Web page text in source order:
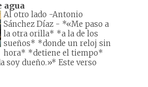
agua
Al otro lado -Antonio
Sánchez Díaz - *«Me paso a
la otra orilla* *a la de los
sueños* *donde un reloj sin
hora* *detiene el tiempo*
soy dueño.»* Este verso